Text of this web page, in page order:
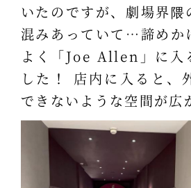
いたのですが、劇場界隈
混みあっていて…諦めか
よく「Joe Allen」に入
した！ 店内に入ると、
できないような空間が広